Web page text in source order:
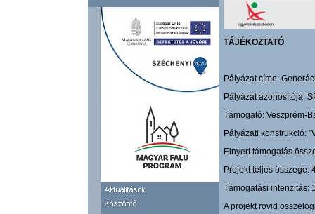
TÁJÉKOZTATÓ
Pályázat címe:
Pályázat azonosítója:
Támogató: Veszprém-
Pályázati konstrukció:
Elnyert támogatás
Projekt teljes összege:
Támogatási intenzitás:
A projekt rövid